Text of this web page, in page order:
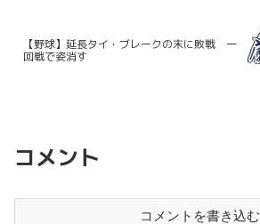
【野球】延長タイ・ブレークの末に敗戦 一
回戦で姿消す
コメント
コメントを書き込む